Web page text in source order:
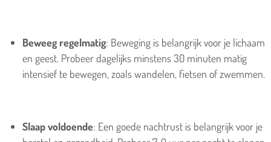
Beweeg regelmatig: Beweging is belangrijk voor je lichaam
en geest. Probeer dagelijks minstens 30 minuten matig
intensief te bewegen, zoals wandelen, fietsen of zwemmen.
Slaap voldoende: Een goede nachtrust is belangrijk voor je